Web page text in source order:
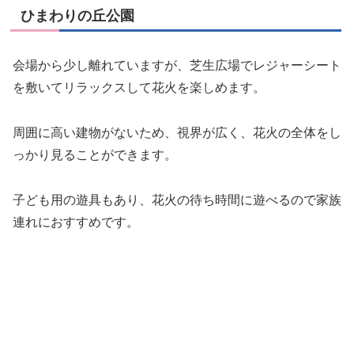
ひまわりの丘公園
会場から少し離れていますが、芝生広場でレジャーシート
を敷いてリラックスして花火を楽しめます。
周囲に高い建物がないため、視界が広く、花火の全体をし
っかり見ることができます。
子ども用の遊具もあり、花火の待ち時間に遊べるので家族
連れにおすすめです。